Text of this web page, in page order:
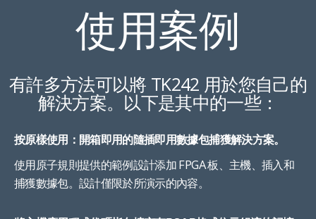
使用案例
有許多方法可以將 TK242 用於您自己的
解決方案。以下是其中的一些：
按原樣使用：開箱即用的隨插即用數據包捕獲解決方案。
使用原子規則提供的範例設計添加 FPGA 板、主機、插入和
捕獲數據包。設計僅限於所演示的內容。